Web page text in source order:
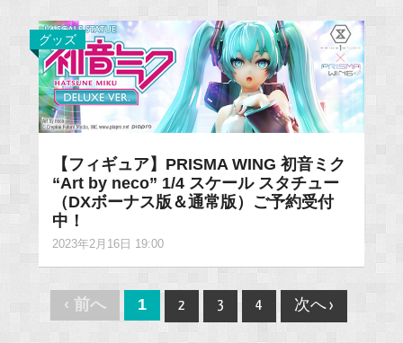
グッズ
【フィギュア】PRISMA WING 初音ミク
“Art by neco” 1/4 スケール スタチュー
（DXボーナス版＆通常版）ご予約受付
中！
2023年2月16日 19:00
Post
navigation
‹ 前へ 1 2 3 4 次へ ›